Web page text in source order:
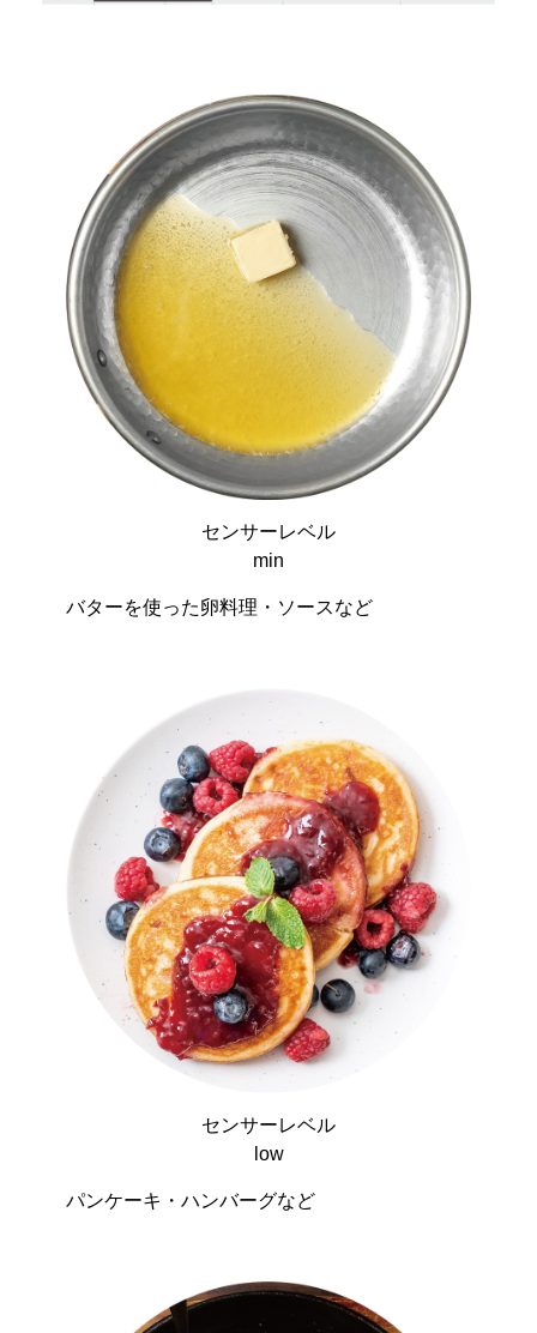
センサーレベル
min
バターを使った卵料理・ソースなど
センサーレベル
low
パンケーキ・ハンバーグなど